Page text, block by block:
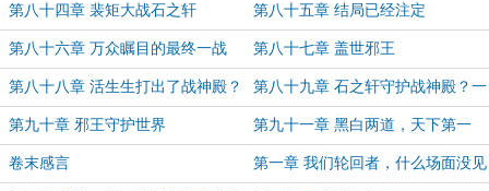
门分支 通明了！
第八十四章 裴矩大战石之轩 第八十五章 结局已经注定
第八十六章 万众瞩目的最终一战 第八十七章 盖世邪王
第八十八章 活生生打出了战神殿？ 第八十九章 石之轩守护战神殿？一
定是精神分裂了！
第九十章 邪王守护世界 第九十一章 黑白两道，天下第一
（卷终）
卷末感言 第一章 我们轮回者，什么场面没见